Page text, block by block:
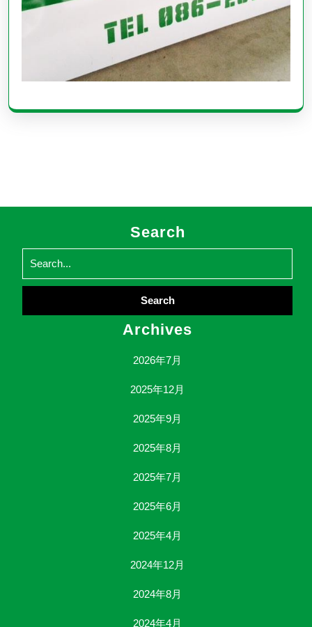
Search
for:
Archives
2026年7月
2025年12月
2025年9月
2025年8月
2025年7月
2025年6月
2025年4月
2024年12月
2024年8月
2024年4月